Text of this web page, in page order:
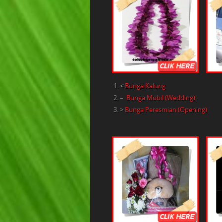
< Bunga Kalung
– Bunga Mobil (Wedding)
> Bunga Peresmian (Opening)